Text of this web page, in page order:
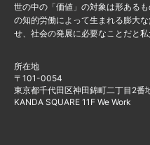
世の中の「価値」の対象は形ある
の知的労働によって生まれる膨大
せ、社会の発展に必要なことだと私
所在地
〒101-0054
東京都千代田区神田錦町二丁目2番
KANDA SQUARE 11F We Work